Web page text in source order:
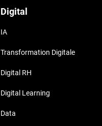
Digital
IA
Transformation Digitale
Digital RH
Digital Learning
Data